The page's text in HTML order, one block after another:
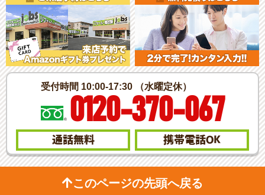
受付時間 10:00-17:30 （水曜定休）
0120-370-067
通話無料 携帯電話OK
このページの先頭へ戻る